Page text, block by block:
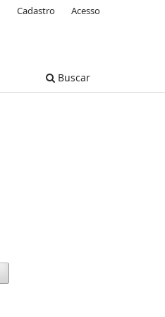
Buscar
Cadastro Acesso